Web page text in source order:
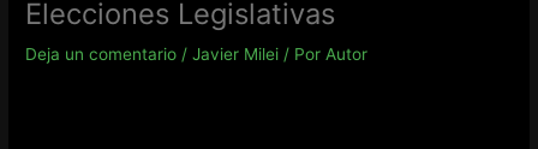
Elecciones Legislativas
Deja un comentario /Javier Milei / Por Autor